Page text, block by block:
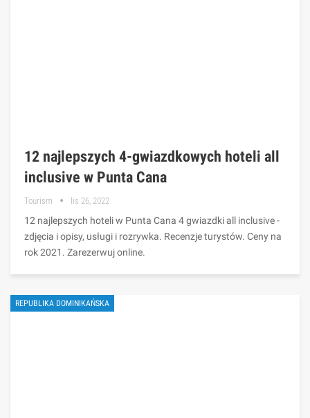
12 najlepszych 4-gwiazdkowych hoteli all
inclusive w Punta Cana
Tourism lis 26, 2022
12 najlepszych hoteli w Punta Cana 4 gwiazdki all inclusive -
zdjęcia i opisy, usługi i rozrywka. Recenzje turystów. Ceny na
rok 2021. Zarezerwuj online.
REPUBLIKA DOMINIKAŃSKA